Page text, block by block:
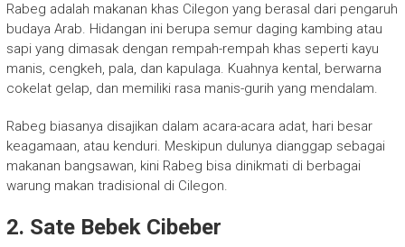
Rabeg adalah makanan khas Cilegon yang berasal dari pengaruh
budaya Arab. Hidangan ini berupa semur daging kambing atau
sapi yang dimasak dengan rempah-rempah khas seperti kayu
manis, cengkeh, pala, dan kapulaga. Kuahnya kental, berwarna
cokelat gelap, dan memiliki rasa manis-gurih yang mendalam.
Rabeg biasanya disajikan dalam acara-acara adat, hari besar
keagamaan, atau kenduri. Meskipun dulunya dianggap sebagai
makanan bangsawan, kini Rabeg bisa dinikmati di berbagai
warung makan tradisional di Cilegon.
2. Sate Bebek Cibeber